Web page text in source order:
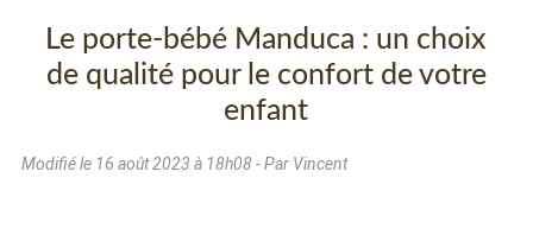
Le porte-bébé Manduca : un choix
de qualité pour le confort de votre
enfant
Modifié le 16 août 2023 à 18h08 - Par Vincent